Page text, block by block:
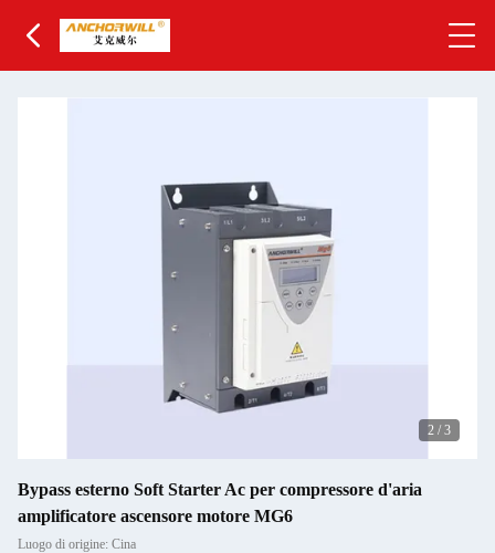
2 / 3
Bypass esterno Soft Starter Ac per compressore d'aria
amplificatore ascensore motore MG6
Luogo di origine: Cina